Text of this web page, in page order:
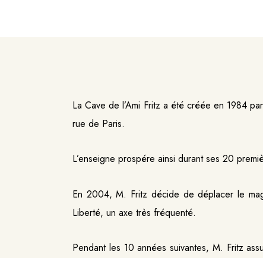
La Cave de l’Ami Fritz a été créée en 1984
rue de Paris.
L’enseigne prospére ainsi durant ses 20
En 2004, M. Fritz décide de déplacer le
Liberté, un axe très fréquenté.
Pendant les 10 années suivantes, M. Fritz